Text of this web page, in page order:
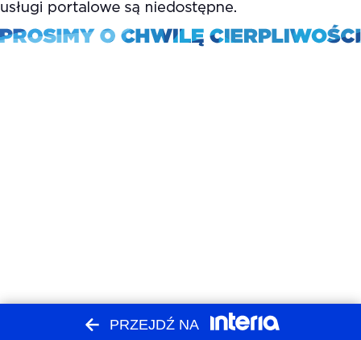
PRZEJDŹ NA